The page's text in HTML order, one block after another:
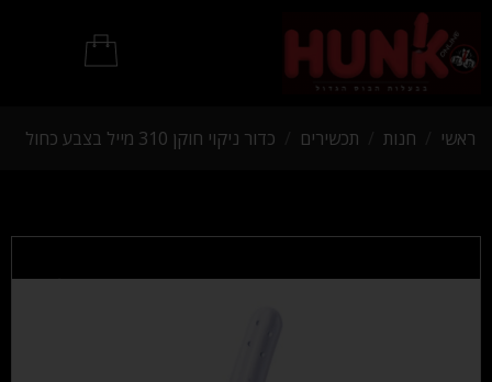
ראשי חנות תכשירים כדור ניקוי חוקן 310 מייל בצבע כחול